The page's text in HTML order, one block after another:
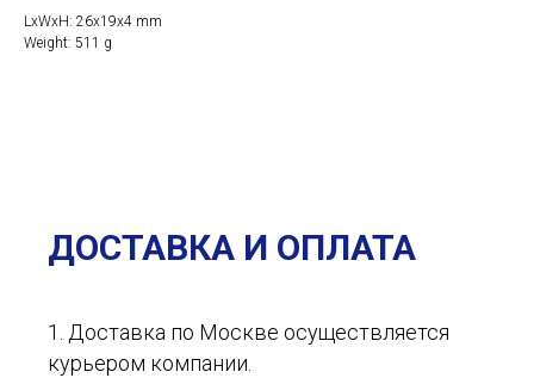
LxWxH: 26x19x4 mm
Weight: 511 g
ДОСТАВКА И ОПЛАТА
1. Доставка по Москве осуществляется
курьером компании.